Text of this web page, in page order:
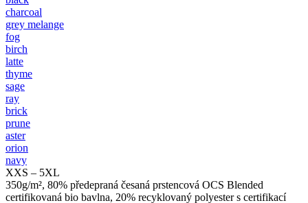
charcoal
grey melange
fog
birch
latte
thyme
sage
ray
brick
prune
aster
orion
navy
XXS – 5XL
350g/m², 80% předepraná česaná prstencová OCS Blended
certifikovaná bio bavlna, 20% recyklovaný polyester s certifikací